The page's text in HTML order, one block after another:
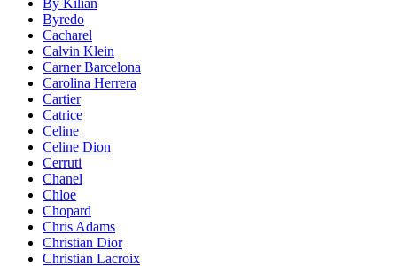
Byredo
Cacharel
Calvin Klein
Carner Barcelona
Carolina Herrera
Cartier
Catrice
Celine
Celine Dion
Cerruti
Chanel
Chloe
Chopard
Chris Adams
Christian Dior
Christian Lacroix